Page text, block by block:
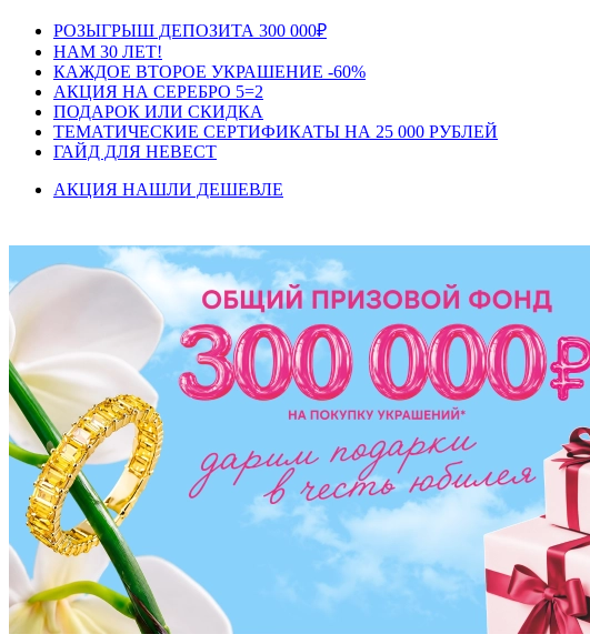
РОЗЫГРЫШ ДЕПОЗИТА 300 000₽
НАМ 30 ЛЕТ!
КАЖДОЕ ВТОРОЕ УКРАШЕНИЕ -60%
АКЦИЯ НА СЕРЕБРО 5=2
ПОДАРОК ИЛИ СКИДКА
ТЕМАТИЧЕСКИЕ СЕРТИФИКАТЫ НА 25 000 РУБЛЕЙ
ГАЙД ДЛЯ НЕВЕСТ
АКЦИЯ НАШЛИ ДЕШЕВЛЕ